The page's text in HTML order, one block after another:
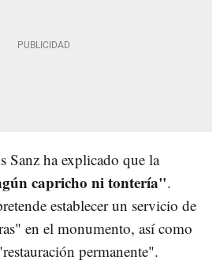
Sanz ha explicado que la
capricho ni tontería".
establecer un servicio de
en el monumento, así como
permanente".